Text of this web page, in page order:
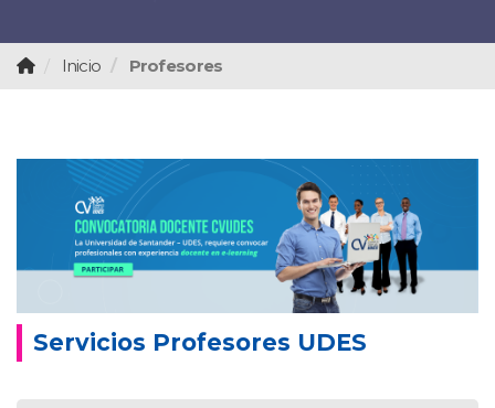
Inicio Profesores
Servicios Profesores UDES